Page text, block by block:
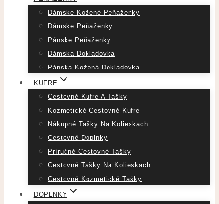
Dámske Kožené Peňaženky
Dámske Peňaženky
Pánske Peňaženky
Dámska Dokladovka
Pánska Kožená Dokladovka
KUFRE
Cestovné Kufre A Tašky
Kozmetické Cestovné Kufre
Nákupné Tašky Na Kolieskach
Cestovné Doplnky
Príručné Cestovné Tašky
Cestovné Tašky Na Kolieskach
Cestovné Kozmetické Tašky
DOPLNKY